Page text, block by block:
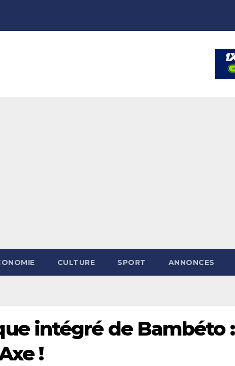
CULTURE SPORT ANNONCES
intégré de Bambéto :
!